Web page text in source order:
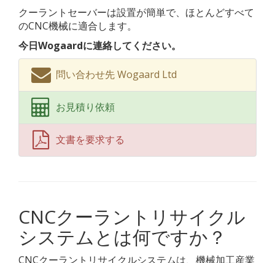
クーラントセーバーは設置が簡単で、ほとんどすべて
のCNC機械に適合します。
今日Wogaardに連絡してください。
問い合わせ先 Wogaard Ltd
お見積り依頼
文書を要求する
CNCクーラントリサイクル
システムとは何ですか？
CNCクーラントリサイクルシステムは、機械加工産業